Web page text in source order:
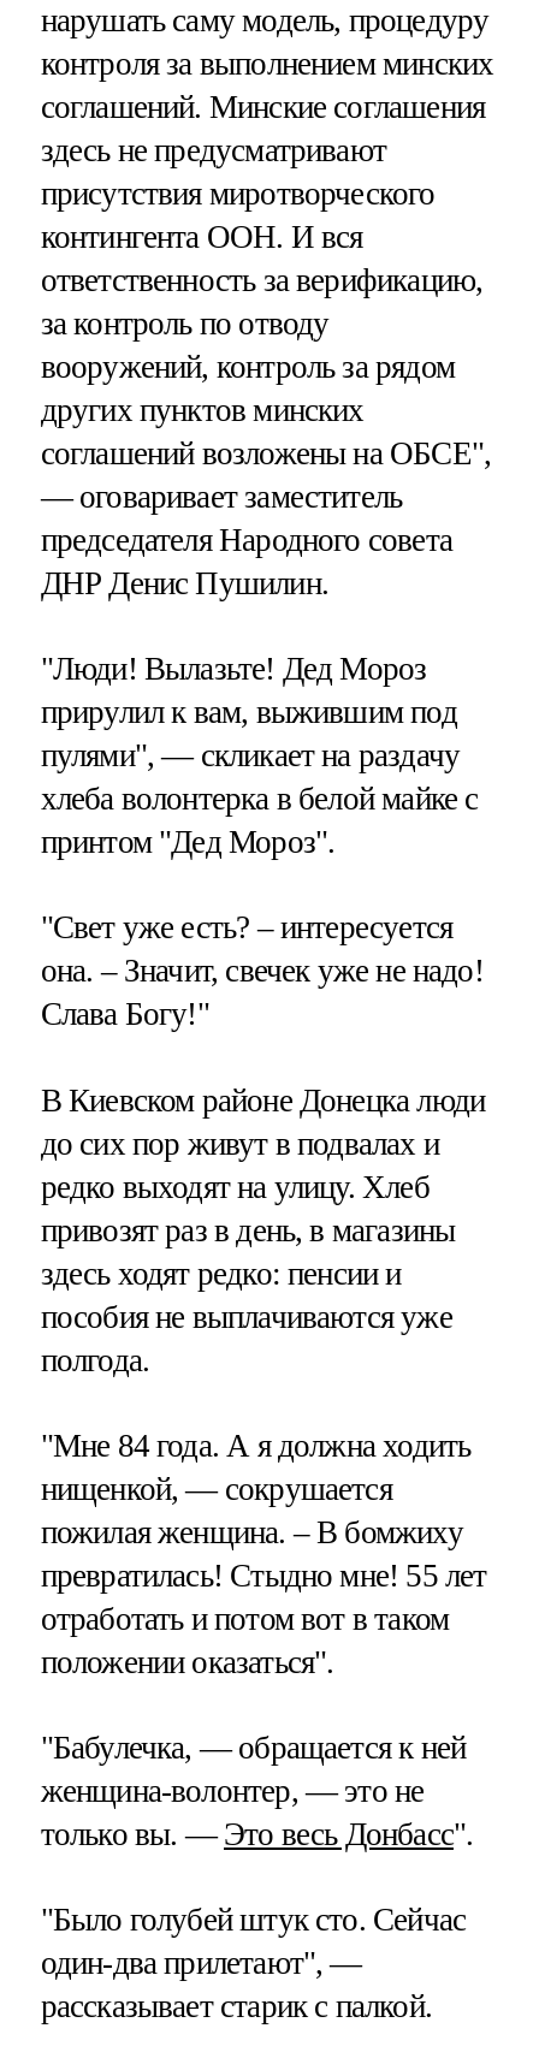
нарушать саму модель, процедуру
контроля за выполнением минских
соглашений. Минские соглашения
здесь не предусматривают
присутствия миротворческого
контингента ООН. И вся
ответственность за верификацию,
за контроль по отводу
вооружений, контроль за рядом
других пунктов минских
соглашений возложены на ОБСЕ",
— оговаривает заместитель
председателя Народного совета
ДНР Денис Пушилин.
"Люди! Вылазьте! Дед Мороз
прирулил к вам, выжившим под
пулями", — скликает на раздачу
хлеба волонтерка в белой майке с
принтом "Дед Мороз".
"Свет уже есть? – интересуется
она. – Значит, свечек уже не надо!
Слава Богу!"
В Киевском районе Донецка люди
до сих пор живут в подвалах и
редко выходят на улицу. Хлеб
привозят раз в день, в магазины
здесь ходят редко: пенсии и
пособия не выплачиваются уже
полгода.
"Мне 84 года. А я должна ходить
нищенкой, — сокрушается
пожилая женщина. – В бомжиху
превратилась! Стыдно мне! 55 лет
отработать и потом вот в таком
положении оказаться".
"Бабулечка, — обращается к ней
женщина-волонтер, — это не
только вы. —Это весь Донбасс".
"Было голубей штук сто. Сейчас
один-два прилетают", —
рассказывает старик с палкой.